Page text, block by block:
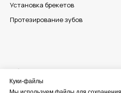
Куки-файлы
Установка брекетов
Протезирование зубов
защиты прав